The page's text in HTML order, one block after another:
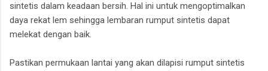
sintetis dalam keadaan bersih. Hal ini untuk mengoptimalkan
daya rekat lem sehingga lembaran rumput sintetis dapat
melekat dengan baik.
Pastikan permukaan lantai yang akan dilapisi rumput sintetis